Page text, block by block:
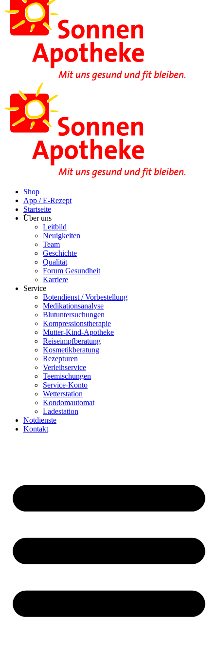
Shop
App / E-Rezept
Startseite
Über uns
Leitbild
Neuigkeiten
Team
Geschichte
Qualität
Forum Gesundheit
Karriere
Service
Botendienst / Vorbestellung
Medikationsanalyse
Blutuntersuchungen
Kompressionstherapie
Mutter-Kind-Apotheke
Reiseimpfberatung
Kosmetikberatung
Rezepturen
Verleihservice
Teemischungen
Service-Konto
Wetterstation
Kondomautomat
Ladestation
Notdienste
Kontakt